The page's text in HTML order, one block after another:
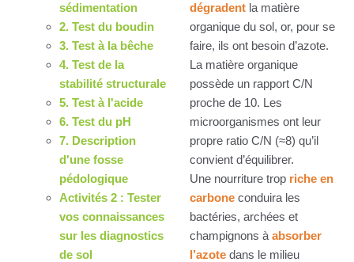
sédimentation
2. Test du boudin
3. Test à la bêche
4. Test de la
stabilité structurale
5. Test à l'acide
6. Test du pH
7. Description
d'une fosse
pédologique
Activités 2 : Tester
vos connaissances
sur les diagnostics
de sol
dégradent la matière
organique du sol, or, pour se
faire, ils ont besoin d’azote.
La matière organique
possède un rapport C/N
proche de 10. Les
microorganismes ont leur
propre ratio C/N (≈8) qu’il
convient d’équilibrer.
Une nourriture trop riche en
carbone conduira les
bactéries, archées et
champignons à absorber
l’azote dans le milieu